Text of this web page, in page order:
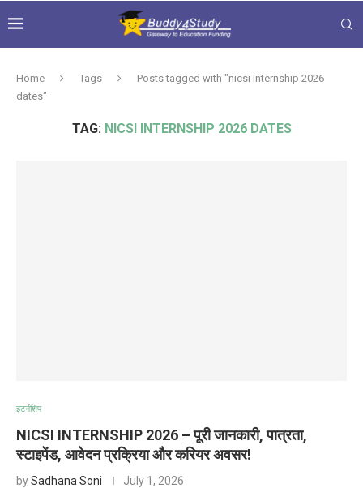
Home Tags
Posts tagged with "nicsi internship 2026
dates"
TAG: NICSI INTERNSHIP 2026 DATES
इंटर्नशिप
NICSI INTERNSHIP 2026 – पूरी जानकारी, पात्रता,
स्टाइपेंड, आवेदन प्रक्रिया और करियर अवसर!
bySadhana Soni July 1, 2026